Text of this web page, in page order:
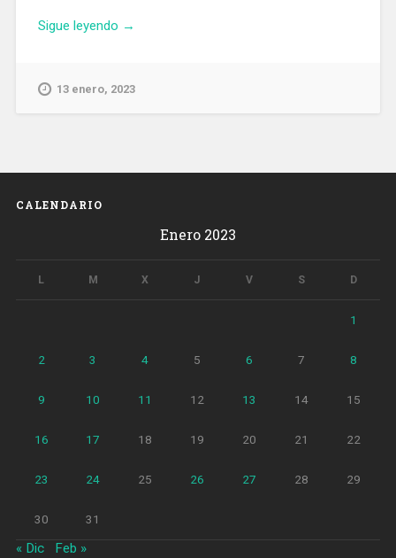
Sigue leyendo «Barcelona
supermercados
instalar
Zona
→
13 enero, 2023
CALENDARIO
Enero 2023
L M X J V S D
1
2 3 4 5 6 7 8
9 10 11 12 13 14 15
16 17 18 19 20 21 22
23 24 25 26 27 28 29
30 31
« Dic Feb »